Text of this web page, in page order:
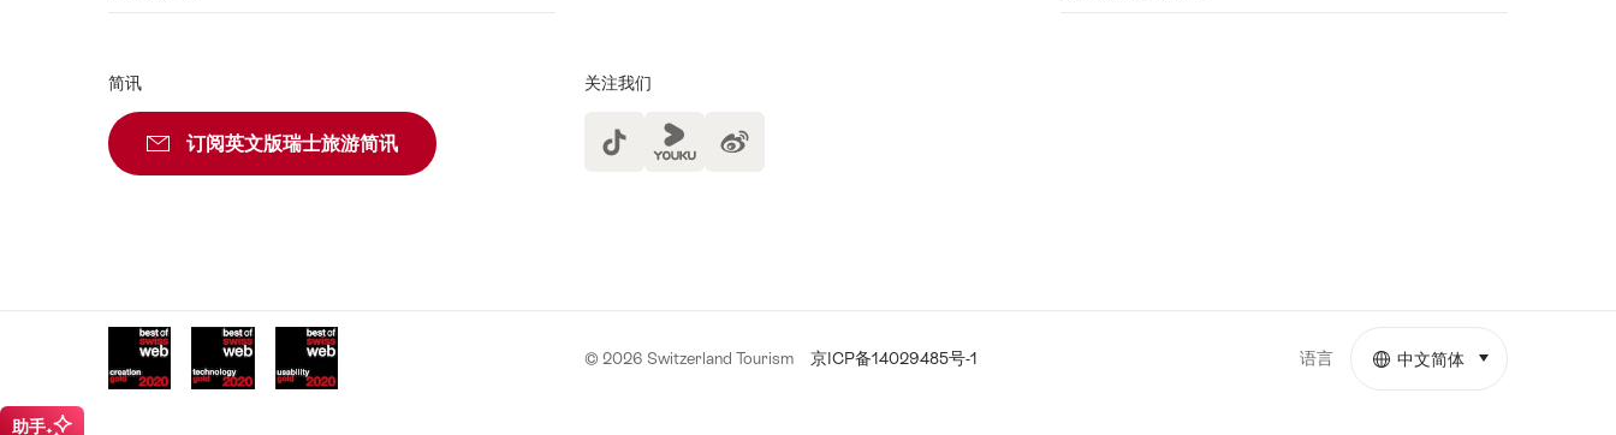
简讯
订阅英文版瑞士旅游简讯 订阅
关注我们
TikTok Yuoku
Awards
© 2026 Switzerland Tourism 京ICP备14029485号-1 语言 中文简体 select (click to
助手